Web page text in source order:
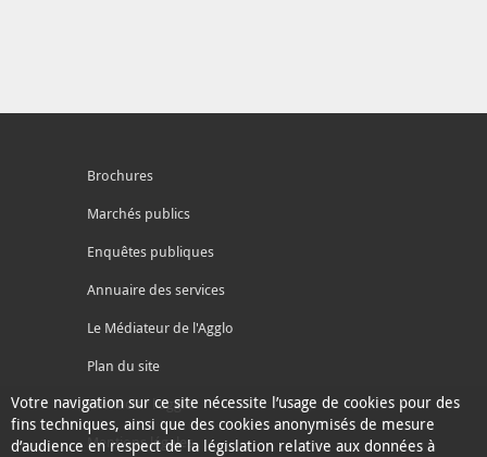
Votre navigation sur ce site nécessite l’usage de cookies pour des
fins techniques, ainsi que des cookies anonymisés de mesure
d’audience en respect de la législation relative aux données à
Brochures
Marchés publics
Enquêtes publiques
Annuaire des services
Le Médiateur de l'Agglo
Plan du site
Contacter l'agglo
Mentions légales